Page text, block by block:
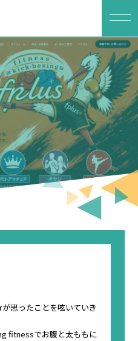
思ったことを呟いていき
fitnessでお腹と太ももに